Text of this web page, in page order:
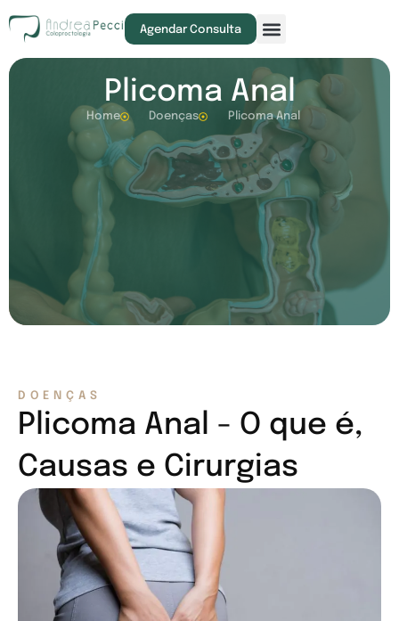
Agendar Consulta
Plicoma Anal
Home Doenças Plicoma Anal
DOENÇAS
Plicoma Anal - O que é,
Causas e Cirurgias